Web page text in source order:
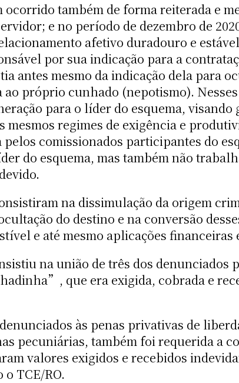
também de forma reiterada e
e no período de dezembro de
afetivo duradouro e
por sua indicação para a
antes mesmo da indicação dela para
próprio cunhado (nepotismo).
para o líder do esquema,
mesmos regimes de exigência e
comissionados participantes do
do esquema, mas também não
na dissimulação da origem
do destino e na conversão
e até mesmo aplicações financeiras
na união de três dos denunciados
que era exigida, cobrada e
às penas privativas de
pecuniárias, também foi requerida a
valores exigidos e recebidos
TCE/RO.